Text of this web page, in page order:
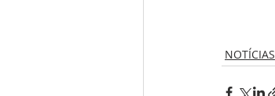
NOTÍCIAS